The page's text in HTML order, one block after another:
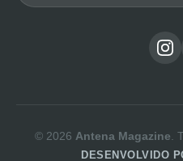
© 2026 Antena Magazine .
DESENVOLVIDO